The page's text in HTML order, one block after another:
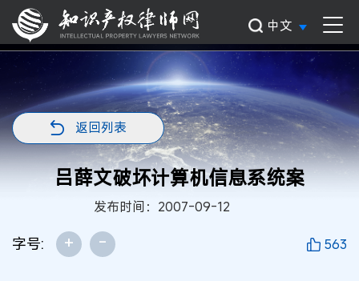
中文
返回列表
吕薛文破坏计算机信息系统案
发布时间：2007-09-12
字号: + - 563